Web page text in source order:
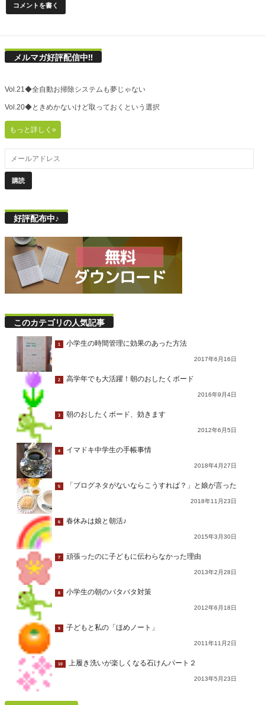
メルマガ好評配信中!!
Vol.21◆全自動お掃除システムも夢じゃない
Vol.20◆ときめかないけど取っておくという選択
もっと詳しく»
好評配布中♪
このカテゴリの人気記事
1 小学生の時間管理に効果のあった方法
2017年6月16日
2 高学年でも大活躍！朝のおしたくボード
2016年9月4日
3 朝のおしたくボード、効きます
2012年6月5日
4 イマドキ中学生の手帳事情
2018年4月27日
5 「ブログネタがないならこうすれば？」と娘が言った
2018年11月23日
6 春休みは娘と朝活♪
2015年3月30日
7 頑張ったのに子どもに伝わらなかった理由
2013年2月28日
8 小学生の朝のバタバタ対策
2012年6月18日
9 子どもと私の「ほめノート」
2011年11月2日
10 上履き洗いが楽しくなる石けんパート２
2013年5月23日